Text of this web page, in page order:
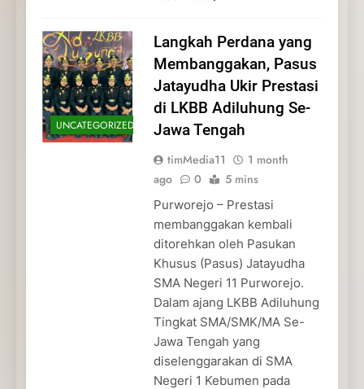
UNCATEGORIZED
Langkah Perdana yang
Membanggakan, Pasus
Jatayudha Ukir Prestasi
di LKBB Adiluhung Se-
Jawa Tengah
timMedia11
1 month
ago
0 5 mins
Purworejo – Prestasi
membanggakan kembali
ditorehkan oleh Pasukan
Khusus (Pasus) Jatayudha
SMA Negeri 11 Purworejo.
Dalam ajang LKBB Adiluhung
Tingkat SMA/SMK/MA Se-
Jawa Tengah yang
diselenggarakan di SMA
Negeri 1 Kebumen pada